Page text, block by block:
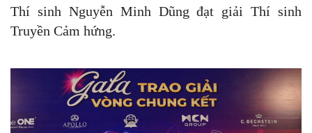
Thí sinh Nguyễn Minh Dũng đạt giải Thí sinh
Truyền Cảm hứng.